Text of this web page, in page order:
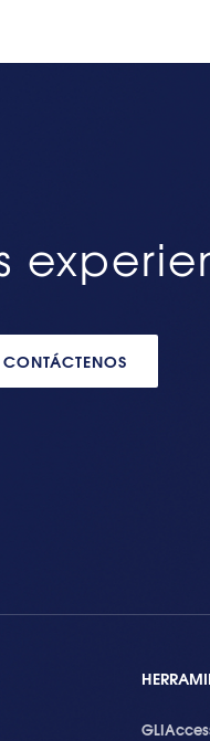
CONTÁCTENOS